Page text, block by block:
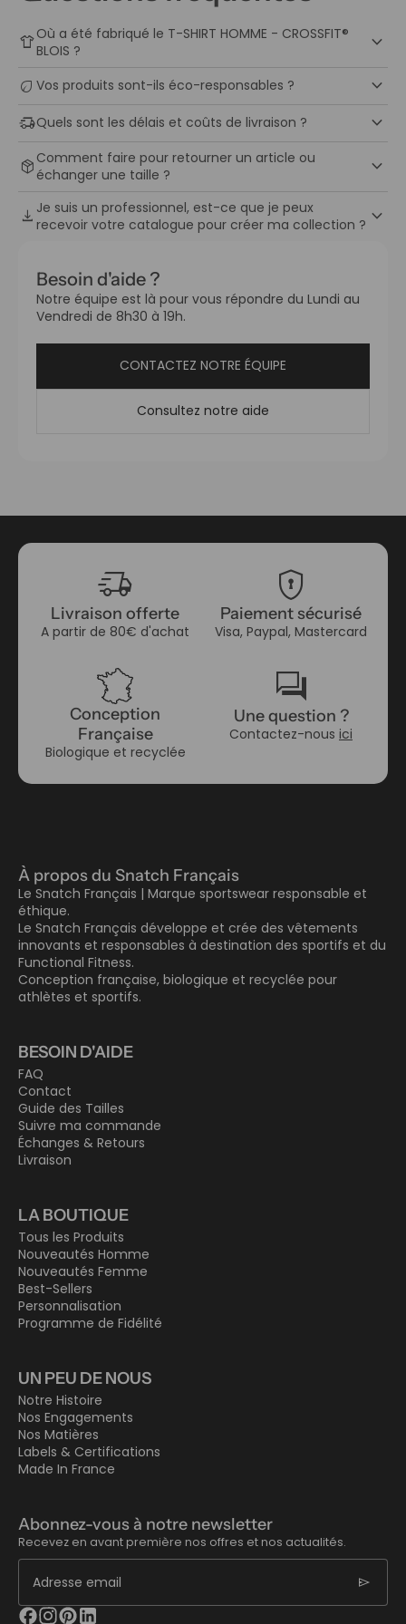
Besoin d'aide ?
Notre équipe est là pour vous répondre du Lundi au
Vendredi de 8h30 à 19h.
CONTACTEZ NOTRE ÉQUIPE
Consultez notre aide
apparelOù a été fabriqué le T-SHIRT HOMME - CROSSFIT®
BLOIS ?
keyboard_arrow_down
eco Vos produits sont-ils éco-responsables ? keyboard_arrow_down
delivery_truck_speedQuels sont les délais et coûts de livraison ? keyboard_arrow_down
package_2 Comment faire pour retourner un article ou
échanger une taille ?
keyboard_arrow_down
download Je suis un professionnel, est-ce que je peux
recevoir votre catalogue pour créer ma collection ? keyboard_arrow_down
delivery_truck_speed
Livraison offerte
A partir de 80€ d'achat
encrypted
Paiement sécurisé
Visa, Paypal, Mastercard
Conception
Française
Biologique et recyclée
forum
Une question ?
Contactez-nous ici
À propos du Snatch Français
Le Snatch Français | Marque sportswear responsable et
éthique.
Le Snatch Français développe et crée des vêtements
innovants et responsables à destination des sportifs et du
Functional Fitness.
Conception française, biologique et recyclée pour
athlètes et sportifs.
BESOIN D'AIDE
FAQ
Contact
Guide des Tailles
Suivre ma commande
Échanges & Retours
Livraison
LA BOUTIQUE
Tous les Produits
Nouveautés Homme
Nouveautés Femme
Best-Sellers
Personnalisation
Programme de Fidélité
UN PEU DE NOUS
Notre Histoire
Nos Engagements
Nos Matières
Labels & Certifications
Made In France
Adresse email send
Recevez en avant première nos offres et nos actualités.
Abonnez-vous à notre newsletter